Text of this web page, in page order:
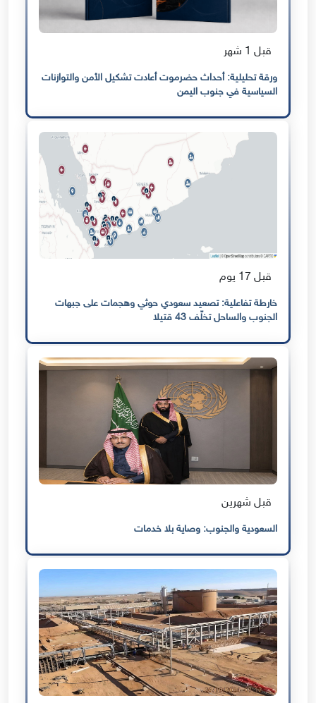
قبل 1 شهر
ورقة تحليلية: أحداث حضرموت أعادت تشكيل الأمن والتوازنات
السياسية في جنوب اليمن
قبل 17 يوم
خارطة تفاعلية: تصعيد سعودي حوثي وهجمات على جبهات
الجنوب والساحل تخلّف 43 قتيلا
قبل شهرين
السعودية والجنوب: وصاية بلا خدمات